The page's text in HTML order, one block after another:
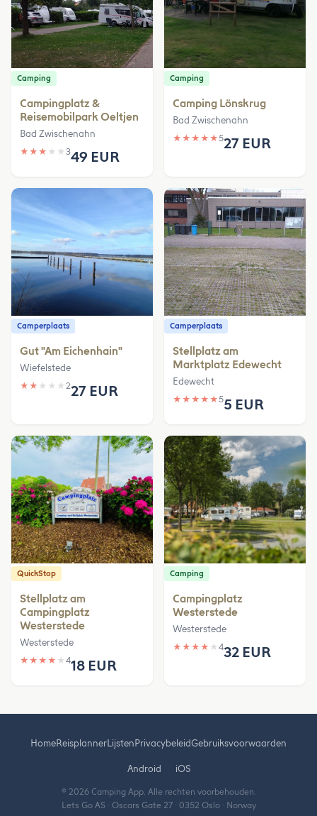
Camping
Campingplatz &
Reisemobilpark Oeltjen
Bad Zwischenahn
★ ★ ★ ★ ★ 349 EUR
Camping
Camping Lönskrug
Bad Zwischenahn
★ ★ ★ ★ ★527 EUR
Camperplaats
Gut "Am Eichenhain"
Wiefelstede
★ ★ ★ ★ ★ 227 EUR
Camperplaats
Stellplatz am
Marktplatz Edewecht
Edewecht
★ ★ ★ ★ ★55 EUR
QuickStop
Stellplatz am
Campingplatz
Westerstede
Westerstede
★ ★ ★ ★ ★ 418 EUR
Camping
Campingplatz
Westerstede
Westerstede
★ ★ ★ ★ ★ 432 EUR
HomeReisplannerLijstenPrivacybeleidGebruiksvoorwaarden
Android iOS
© 2026 Camping App. Alle rechten voorbehouden.
Lets Go AS · Oscars Gate 27 · 0352 Oslo · Norway